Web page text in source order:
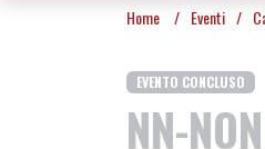
Home / Eventi /
EVENTO CONCLUSO
NN-